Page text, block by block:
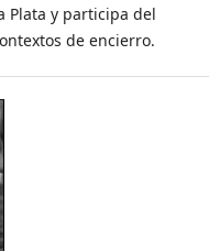
Plata y participa del
de encierro.